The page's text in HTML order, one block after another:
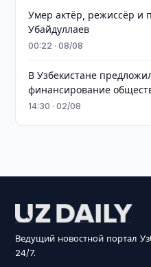
Умер актёр, режиссёр и
Убайдуллаев
00:22 · 08/08
В Узбекистане
финансирование
14:30 · 02/08
Ведущий новостной портал
24/7.